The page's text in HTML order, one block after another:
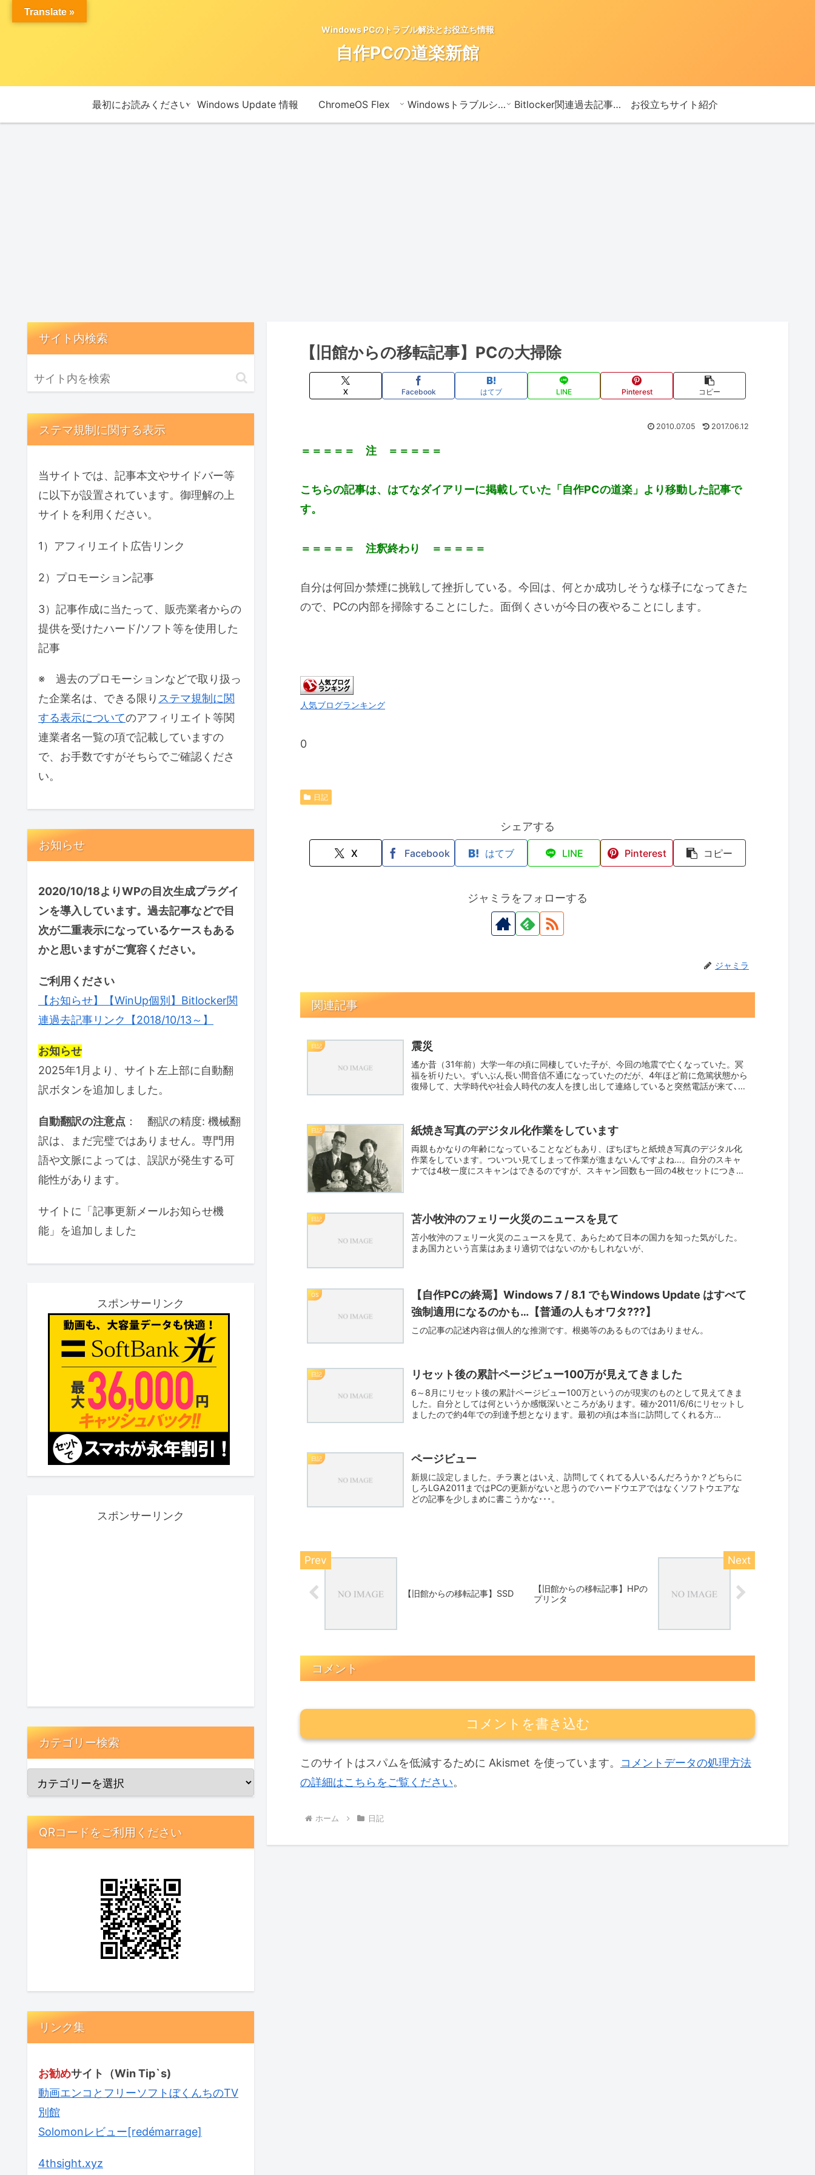
Windows PCのトラブル解決とお役立ち情報
自作PCの道楽新館
最初にお読みください Windows Update 情報 ChromeOS Flex Windowsトラブルシューティングメモ Bitlocker関連過去記事リンク お役立ちサイト紹介
【旧館からの移転記事】PCの大掃除
X Facebook はてブ LINE Pinterest コピー
2010.07.05 2017.06.12
＝＝＝＝＝ 注 ＝＝＝＝＝
こちらの記事は、はてなダイアリーに掲載していた「自作PCの道楽」より移動した記事で
す。
＝＝＝＝＝ 注釈終わり ＝＝＝＝＝
自分は何回か禁煙に挑戦して挫折している。今回は、何とか成功しそうな様子になってきた
ので、PCの内部を掃除することにした。面倒くさいが今日の夜やることにします。
人気ブログランキング
0
日記
シェアする
X Facebook はてブ LINE Pinterest コピー
ジャミラをフォローする
ジャミラ
関連記事
日記 震災
遙か昔（31年前）大学一年の頃に同棲していた子が、今回の地震で亡くなっていた。冥
福を祈りたい。ずいぶん長い間音信不通になっていたのだが、4年ほど前に危篤状態から
復帰して、大学時代や社会人時代の友人を捜し出して連絡していると突然電話が来て､
日記 紙焼き写真のデジタル化作業をしています
両親もかなりの年齢になっていることなどもあり、ぼちぼちと紙焼き写真のデジタル化
作業をしています。ついつい見てしまって作業が進まないんですよね…。自分のスキャ
ナでは4枚一度にスキャンはできるのですが、スキャン回数も一回の4枚セットにつき4
日記 苫小牧沖のフェリー火災のニュースを見て
苫小牧沖のフェリー火災のニュースを見て、あらためて日本の国力を知った気がした。
まあ国力という言葉はあまり適切ではないのかもしれないが、
OS
【自作PCの終焉】Windows 7 / 8.1 でもWindows Update はすべて
強制適用になるのかも…【普通の人もオワタ???】
この記事の記述内容は個人的な推測です。根拠等のあるものではありません。
日記 リセット後の累計ページビュー100万が見えてきました
6～8月にリセット後の累計ページビュー100万というのが現実のものとして見えてきま
した。自分としては何というか感慨深いところがあります。確か2011/6/6にリセットし
ましたので約4年での到達予想となります。最初の頃は本当に訪問してくれる方...
日記 ページビュー
新規に設定しました。チラ裏とはいえ、訪問してくれてる人いるんだろうか？どちらに
しろLGA2011まではPCの更新がないと思うのでハードウエアではなくソフトウエアな
どの記事を少しまめに書こうかな･･･。
【旧館からの移転記事】SSD
【旧館からの移転記事】HPの
プリンタ
コメント
コメントを書き込む
このサイトはスパムを低減するために Akismet を使っています。 コメントデータの処理方法
の詳細はこちらをご覧ください。
ホーム 日記
サイト内検索
ステマ規制に関する表示
当サイトでは、記事本文やサイドバー等
に以下が設置されています。御理解の上
サイトを利用ください。
1）アフィリエイト広告リンク
2）プロモーション記事
3）記事作成に当たって、販売業者からの
提供を受けたハード/ソフト等を使用した
記事
※ 過去のプロモーションなどで取り扱っ
た企業名は、できる限り ステマ規制に関
する表示についてのアフィリエイト等関
連業者名一覧の項で記載していますの
で、お手数ですがそちらでご確認くださ
い。
お知らせ
2020/10/18よりWPの目次生成プラグイ
ンを導入しています。過去記事などで目
次が二重表示になっているケースもある
かと思いますがご寛容ください。
ご利用ください
【お知らせ】【WinUp個別】Bitlocker関
連過去記事リンク【2018/10/13～】
お知らせ
2025年1月より、サイト左上部に自動翻
訳ボタンを追加しました。
自動翻訳の注意点 ： 翻訳の精度: 機械翻
訳は、まだ完璧ではありません。専門用
語や文脈によっては、誤訳が発生する可
能性があります。
サイトに「記事更新メールお知らせ機
能」を追加しました
スポンサーリンク
スポンサーリンク
カテゴリー検索
QRコードをご利用ください
リンク集
お勧めサイト（Win Tip`s)
動画エンコとフリーソフトぼくんちのTV
別館
Solomonレビュー[redémarrage]
4thsight.xyz
Translate »